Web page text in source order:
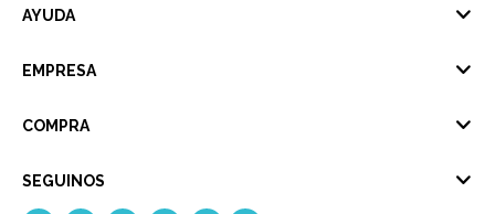
AYUDA
EMPRESA
COMPRA
SEGUINOS